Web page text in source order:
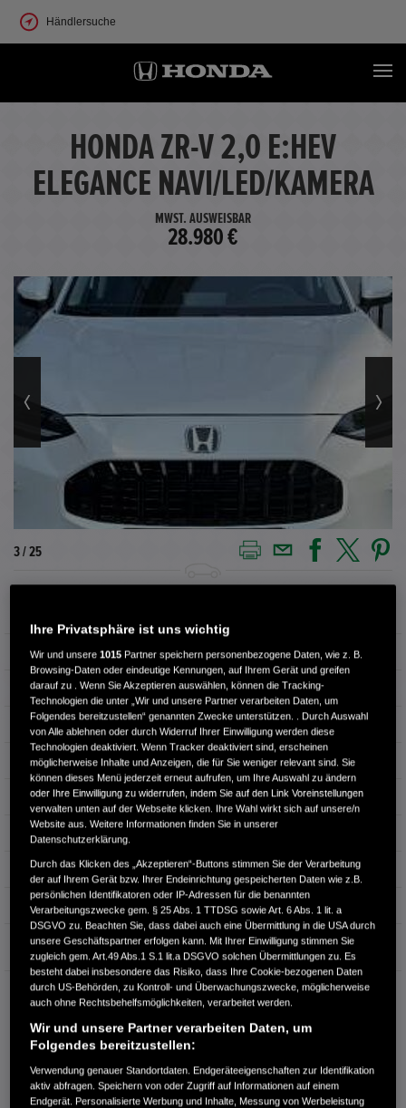
Händlersuche
HONDA ZR-V 2,0 E:HEV
ELEGANCE NAVI/LED/KAMERA
MWST. AUSWEISBAR
28.980 €
3 / 25
Kilometerstand 14.070 km
Kraftstoffart Benzin
Getriebe Automatik
Türen 4
Leistung 135 kW / 184 PS
Hubraum 1.993 cm³
Erstzulassung 07.2025
Bauart SUV
Garantie
HONDA CENTER GMBH
Richard Lehmann Str. 119
04103 Leipzig
RUFEN SIE UNS AN:
0341 - 600 77 0
Ihre Privatsphäre ist uns wichtig
Wir und unsere1015 Partner speichern personenbezogene Daten, wie z. B.
Browsing-Daten oder eindeutige Kennungen, auf Ihrem Gerät und greifen
darauf zu . Wenn Sie Akzeptieren auswählen, können die Tracking-
Technologien die unter „Wir und unsere Partner verarbeiten Daten, um
Folgendes bereitzustellen“ genannten Zwecke unterstützen. . Durch Auswahl
von Alle ablehnen oder durch Widerruf Ihrer Einwilligung werden diese
Technologien deaktiviert. Wenn Tracker deaktiviert sind, erscheinen
möglicherweise Inhalte und Anzeigen, die für Sie weniger relevant sind. Sie
können dieses Menü jederzeit erneut aufrufen, um Ihre Auswahl zu ändern
oder Ihre Einwilligung zu widerrufen, indem Sie auf den Link Voreinstellungen
verwalten unten auf der Webseite klicken. Ihre Wahl wirkt sich auf unsere/n
Website aus. Weitere Informationen finden Sie in unserer
Datenschutzerklärung.
Durch das Klicken des „Akzeptieren“-Buttons stimmen Sie der Verarbeitung
der auf Ihrem Gerät bzw. Ihrer Endeinrichtung gespeicherten Daten wie z.B.
persönlichen Identifikatoren oder IP-Adressen für die benannten
Verarbeitungszwecke gem. § 25 Abs. 1 TTDSG sowie Art. 6 Abs. 1 lit. a
DSGVO zu. Beachten Sie, dass dabei auch eine Übermittlung in die USA durch
unsere Geschäftspartner erfolgen kann. Mit Ihrer Einwilligung stimmen Sie
zugleich gem. Art.49 Abs.1 S.1 lit.a DSGVO solchen Übermittlungen zu. Es
besteht dabei insbesondere das Risiko, dass Ihre Cookie-bezogenen Daten
durch US-Behörden, zu Kontroll- und Überwachungszwecke, möglicherweise
auch ohne Rechtsbehelfsmöglichkeiten, verarbeitet werden.
Wir und unsere Partner verarbeiten Daten, um
Folgendes bereitzustellen:
Verwendung genauer Standortdaten. Endgeräteeigenschaften zur Identifikation
aktiv abfragen. Speichern von oder Zugriff auf Informationen auf einem
Endgerät. Personalisierte Werbung und Inhalte, Messung von Werbeleistung